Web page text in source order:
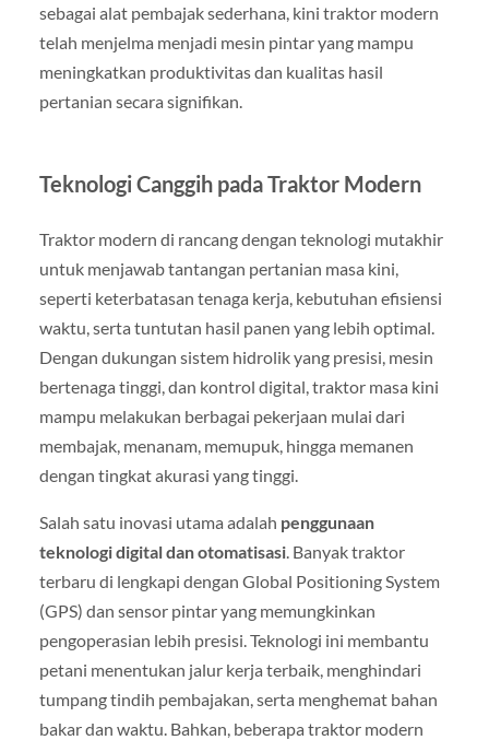
sebagai alat pembajak sederhana, kini traktor modern
telah menjelma menjadi mesin pintar yang mampu
meningkatkan produktivitas dan kualitas hasil
pertanian secara signifikan.
Teknologi Canggih pada Traktor Modern
Traktor modern di rancang dengan teknologi mutakhir
untuk menjawab tantangan pertanian masa kini,
seperti keterbatasan tenaga kerja, kebutuhan efisiensi
waktu, serta tuntutan hasil panen yang lebih optimal.
Dengan dukungan sistem hidrolik yang presisi, mesin
bertenaga tinggi, dan kontrol digital, traktor masa kini
mampu melakukan berbagai pekerjaan mulai dari
membajak, menanam, memupuk, hingga memanen
dengan tingkat akurasi yang tinggi.
Salah satu inovasi utama adalah penggunaan
teknologi digital dan otomatisasi. Banyak traktor
terbaru di lengkapi dengan Global Positioning System
(GPS) dan sensor pintar yang memungkinkan
pengoperasian lebih presisi. Teknologi ini membantu
petani menentukan jalur kerja terbaik, menghindari
tumpang tindih pembajakan, serta menghemat bahan
bakar dan waktu. Bahkan, beberapa traktor modern